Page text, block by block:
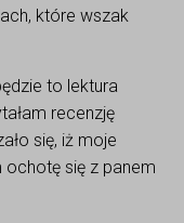
które wszak
to lektura
recenzję
się, iż moje
ochotę się z panem